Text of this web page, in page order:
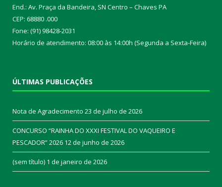
End.: Av. Praça da Bandeira, SN Centro – Chaves PA
CEP: 68880 .000
Fone: (91) 98428-2031
Horário de atendimento: 08:00 às 14:00h (Segunda a Sexta-Feira)
ÚLTIMAS PUBLICAÇÕES
Nota de Agradecimento 23 de julho de 2026
CONCURSO “RAINHA DO XXXI FESTIVAL DO VAQUEIRO E
PESCADOR” 2026 12 de junho de 2026
(sem título) 1 de janeiro de 2026